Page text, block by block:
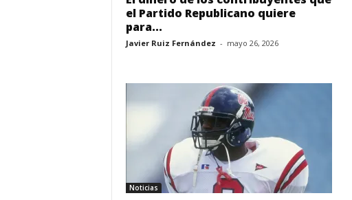
el Partido Republicano quiere
para...
Javier Ruiz Fernández - mayo 26, 2026
Noticias